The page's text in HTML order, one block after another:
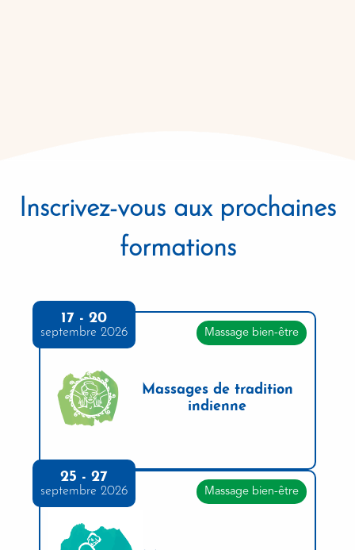
Inscrivez-vous aux prochaines
formations
17 - 20
septembre 2026 Massage bien-être
Massages de tradition
indienne
25 - 27
septembre 2026 Massage bien-être